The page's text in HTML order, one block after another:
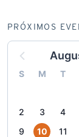
PRÓXIMOS
S M T
2
3 4
9
10 11